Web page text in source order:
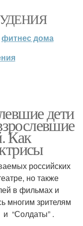
фитнес дома
дети
Как
российских
но также
в фильмах и
многим зрителям
и “Солдаты” .